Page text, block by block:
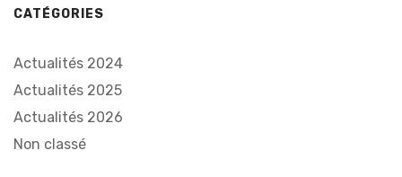
CATÉGORIES
Actualités 2024
Actualités 2025
Actualités 2026
Non classé